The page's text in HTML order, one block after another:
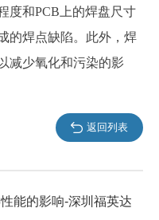
度和PCB上的焊盘尺寸
的焊点缺陷。此外，焊
减少氧化和污染的影
返回列表
能的影响-深圳福英达